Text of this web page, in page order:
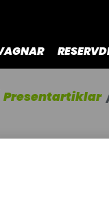
Presentartiklar